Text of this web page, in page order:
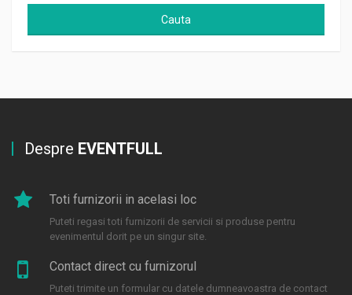
Cauta
Despre EVENTFULL
Toti furnizorii in acelasi loc
Puteti regasi toti furnizorii de servicii si produse pentru
evenimentul dorit pe un singur site.
Contact direct cu furnizorul
Puteti trimite un formular cu datele dumneavoastra de contact